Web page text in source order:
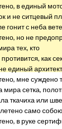
в единый
и не ситцевый
гонит с неба
но не
тех, кто
как
единый
мне суждено
мира сетка,
ткачиха или
само
в руке